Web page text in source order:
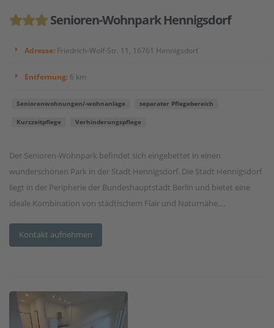
Senioren-Wohnpark Hennigsdorf
Adresse: Friedrich-Wolf-Str. 11, 16761 Hennigsdorf
Entfernung: 6 km
Seniorenwohnungen/-wohnanlage separater Pflegebereich
Kurzzeitpflege Verhinderungspflege
Der Senioren-Wohnpark befindet sich eingebettet in einen
wunderschönen Park in der Stadt Hennigsdorf. Die Stadt Hennigsdorf
liegt in der Peripherie der Bundeshauptstadt Berlin und bietet eine
ideale Kombination von städtischem Flair und Naturnähe....
Kontakt aufnehmen